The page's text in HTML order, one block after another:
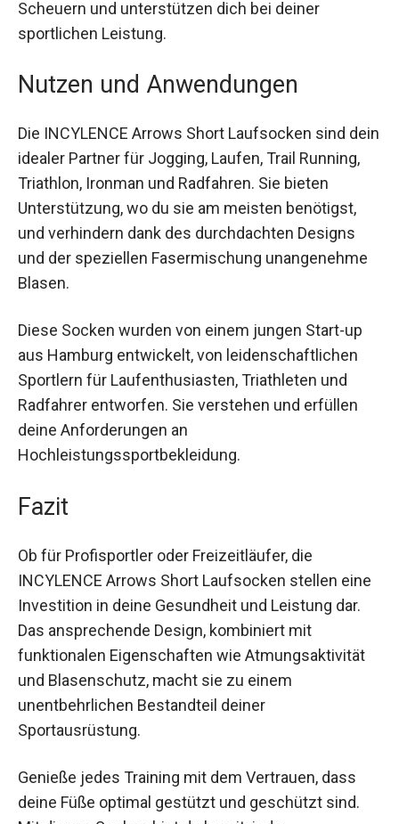
störendem Scheuern und unterstützen dich bei
deiner sportlichen Leistung.
Nutzen und Anwendungen
Die INCYLENCE Arrows Short Laufsocken sind
dein idealer Partner für Jogging, Laufen, Trail
Running, Triathlon, Ironman und Radfahren. Sie
bieten Unterstützung, wo du sie am meisten
benötigst, und verhindern dank des durchdachten
Designs und der speziellen Fasermischung
unangenehme Blasen.
Diese Socken wurden von einem jungen Start-up
aus Hamburg entwickelt, von leidenschaftlichen
Sportlern für Laufenthusiasten, Triathleten und
Radfahrer entworfen. Sie verstehen und erfüllen
deine Anforderungen an
Hochleistungssportbekleidung.
Fazit
Ob für Profisportler oder Freizeitläufer, die
INCYLENCE Arrows Short Laufsocken stellen
eine Investition in deine Gesundheit und Leistung
dar. Das ansprechende Design, kombiniert mit
funktionalen Eigenschaften wie Atmungsaktivität
und Blasenschutz, macht sie zu einem
unentbehrlichen Bestandteil deiner
Sportausrüstung.
Genieße jedes Training mit dem Vertrauen, dass
deine Füße optimal gestützt und geschützt sind.